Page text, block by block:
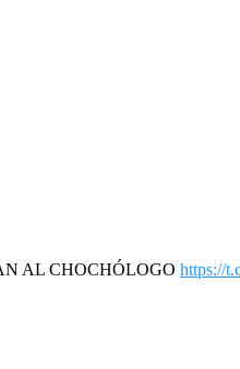
AL CHOCHÓLOGO https://